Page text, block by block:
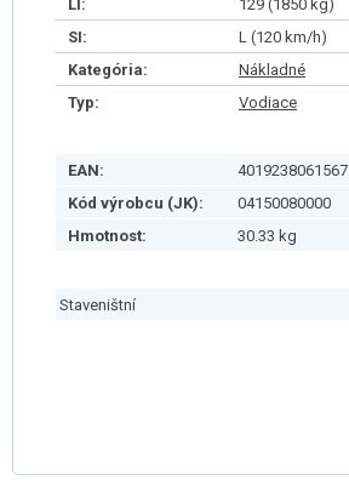
LI:
129 (1850 kg)
SI:
L (120 km/h)
Kategória:
Nákladné
Typ:
Vodiace
EAN:
4019238061567
Kód výrobcu (JK):
04150080000
Hmotnost:
30.33 kg
Staveništní